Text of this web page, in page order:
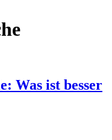
Was ist besser